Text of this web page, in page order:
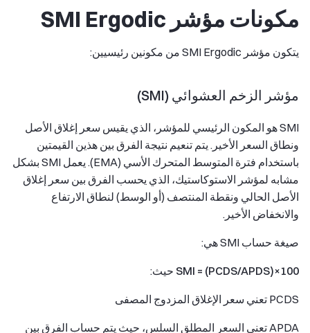
مكونات مؤشر SMI Ergodic
يتكون مؤشر SMI Ergodic من مكونين رئيسيين:
مؤشر الزخم العشوائي (SMI)
SMI هو المكون الرئيسي للمؤشر، الذي يقيس سعر إغلاق الأصل
ونطاق السعر الأخير. يتم تنعيم نتيجة الفرق بين هذين القيمتين
باستخدام فترة المتوسط المتحرك الأسي (EMA). يعمل SMI بشكل
مشابه لمؤشر الاستوكاستيك، الذي يحسب الفرق بين سعر إغلاق
الأصل الحالي ونقطة المنتصف (أو الوسط) لنطاق الارتفاع
والانخفاض الأخير.
صيغة حساب SMI هي:
SMI = (PCDS/APDS)×100 حيث:
PCDS تعني سعر الإغلاق المزدوج المصفى
APDA تعني السعر المطلق السلس، حيث يتم حساب الفرق بين